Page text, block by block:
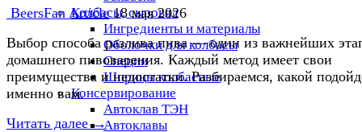
Колбасы, сыровял
Ингредиенты и материалы
Оболочки для колбасы
Специи
Шприцы колбасные
Консервирование
Автоклав ТЭН
Автоклавы
BeersFan Article 18 мая 2026
Выбор способа разлива пива — один из важнейших
домашнего пивоварения. Каждый метод имеет свои
преимущества и недостатки. Разбираемся, какой
именно вам.
Читать далее →